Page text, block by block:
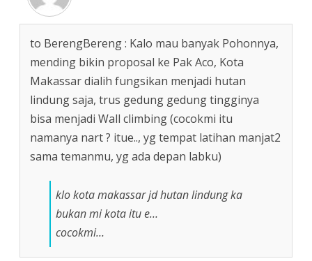
to BerengBereng : Kalo mau banyak Pohonnya,
mending bikin proposal ke Pak Aco, Kota
Makassar dialih fungsikan menjadi hutan
lindung saja, trus gedung gedung tingginya
bisa menjadi Wall climbing (cocokmi itu
namanya nart ? itue.., yg tempat latihan manjat2
sama temanmu, yg ada depan labku)
klo kota makassar jd hutan lindung ka
bukan mi kota itu e…
cocokmi…